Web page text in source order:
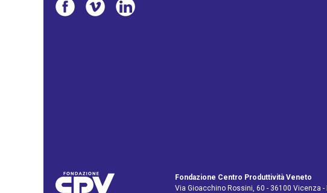
Fondazione Centro Produttività Veneto
Via Gioacchino Rossini, 60 - 36100 Vicenza -